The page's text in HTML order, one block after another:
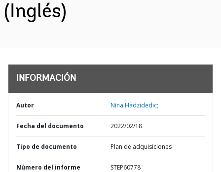
(Inglés)
INFORMACIÓN
Autor Nina Hadzidedic;
Fecha del documento 2022/02/18
Tipo de documento Plan de adquisiciones
Número del informe STEP60778